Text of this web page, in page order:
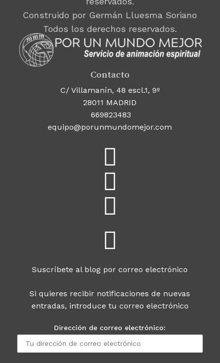
Construido por Germán Lluesma Soriano
Todos los derechos reservados.
Contacto
C/ Villamanín, 48 escl.1, 9º
28011 MADRID
669823483
equipo@porunmundomejor.com
Suscríbete al blog por correo electrónico
Si quieres recibir notificaciones de nuevas
entradas, introduce tu correo electrónico
Dirección de correo electrónico: